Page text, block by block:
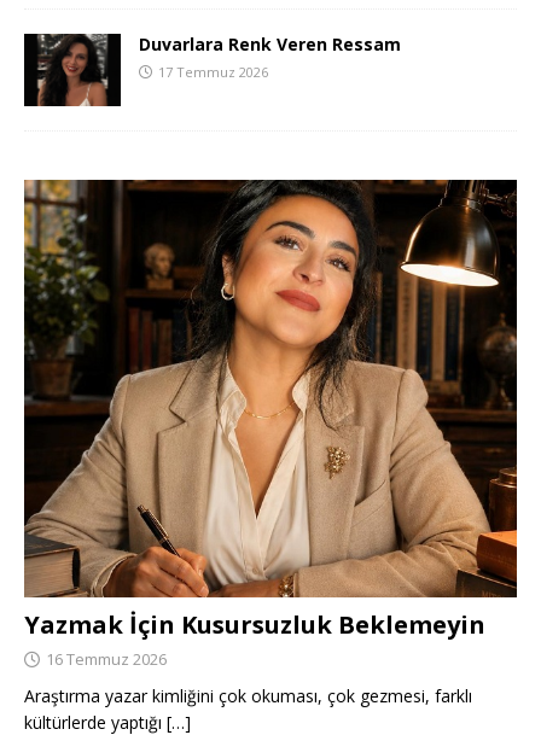
Duvarlara Renk Veren Ressam
17 Temmuz 2026
Yazmak İçin Kusursuzluk Beklemeyin
16 Temmuz 2026
Araştırma yazar kimliğini çok okuması, çok gezmesi, farklı
kültürlerde yaptığı […]